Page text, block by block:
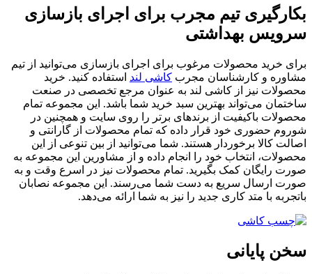
بکارگیری تیم مجرب برای اجرای بازسازی
سرویس بهداشتی
برای خرید محصولات مرغوب برای اجرای بازسازی می‌توانید از تیم
مشاوره و کارشناسان مجرب کاشی لند استفاده کنید. خرید
محصولات نیز از کاشی لند به عنوان مرجع تخصصی در صنعت
ساختمان می‌تواند بهترین سبد خرید شما باشد. این مجموعه تمام
محصولات باکیفیت از برندهای برتر را روی سایت و همچنین در
شوروم حضوری خود قرار داده که تمام محصولات از گارانتی و
اصالت کالا برخوردار هستند. شما می‌توانید از بین تنوعی از این
محصولات، انتخاب خود را انجام داده و از مشاورین این مجموعه به
صورت رایگان کمک بگیرید. تمام محصولات نیز در اسرع وقت و به
صورت ارسال سریع به دست شما می‌رسند. این مجموعه نصابان
باتجربه با متد کاری جدید را نیز به شما ارائه می‌دهد.
سخن پایانی